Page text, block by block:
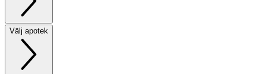
Välj apotek